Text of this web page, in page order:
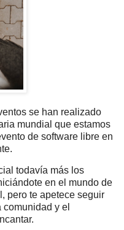
se han realizado
mundial que estamos
de software libre en
todavía más los
en el mundo de
pero te apetece seguir
y el